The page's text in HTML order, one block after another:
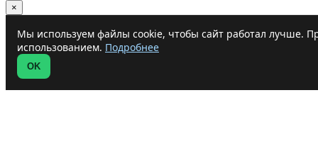
×
Мы используем файлы cookie, чтобы сайт работал лучше.
использованием. Подробнее
OK